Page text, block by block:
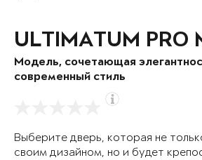
ULTIMATUM PRO
Модель, сочетающая
современный стиль
Выберите дверь, которая не
своим дизайном, но и будет